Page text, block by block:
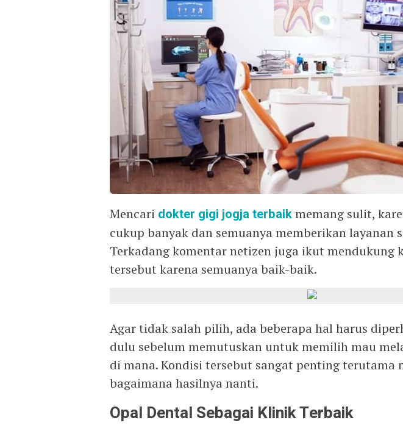
Mencari dokter gigi jogja terbaikmemang sulit,
cukup banyak dan semuanya memberikan layanan
Terkadang komentar netizen juga ikut mendukung
tersebut karena semuanya baik-baik.
Agar tidak salah pilih, ada beberapa hal harus
dulu sebelum memutuskan untuk memilih mau
di mana. Kondisi tersebut sangat penting terutama
bagaimana hasilnya nanti.
Opal Dental Sebagai Klinik Terbaik